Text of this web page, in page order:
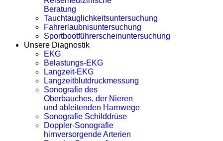
Beratung
Tauchtauglichkeitsuntersuchung
Fahrerlaubnisuntersuchung
Sportbootführerscheinuntersuchung
Unsere Diagnostik
EKG
Belastungs-EKG
Langzeit-EKG
Langzeitblutdruckmessung
Sonografie des
Oberbauches, der Nieren
und ableitenden Harnwege
Sonografie Schilddrüse
Doppler-Sonografie
hirnversorgende Arterien